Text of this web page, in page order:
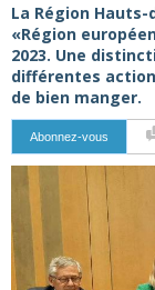
La Région
«Région
2023. Une
différentes
de bien manger.
Abonnez-vous